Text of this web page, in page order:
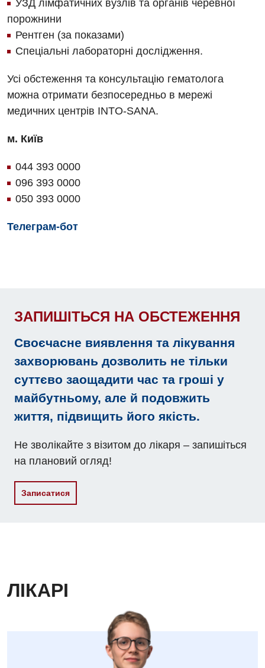
Для дітей
Дитяча алергологія
Дитяча гастроентерологія
Дитяча гінекологія
Дитяча кардіоревматологія
Дитяча неврологія
Дитяча хірургія
УЗД лімфатичних вузлів та органів черевної
порожнини
Рентген (за показами)
Спеціальні лабораторні дослідження.
Усі обстеження та консультацію гематолога
можна отримати безпосередньо в мережі
медичних центрів INTO-SANA.
м. Київ
044 393 0000
096 393 0000
050 393 0000
Телеграм-бот
ЗАПИШІТЬСЯ НА ОБСТЕЖЕННЯ
Своєчасне виявлення та лікування
захворювань дозволить не тільки
суттєво заощадити час та гроші у
майбутньому, але й подовжить
життя, підвищить його якість.
Не зволікайте з візитом до лікаря – запишіться
на плановий огляд!
Записатися
ЛІКАРІ